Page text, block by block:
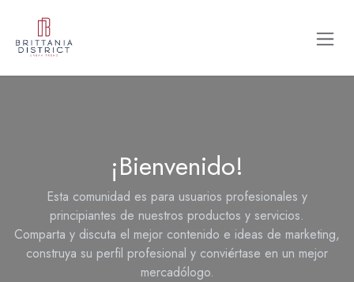
¡Bienvenido!
Esta comunidad es para usuarios profesionales y
principiantes de nuestros productos y servicios.
Comparta y discuta el mejor contenido e ideas de marketing,
construya su perfil profesional y conviértase en un mejor
mercadólogo.